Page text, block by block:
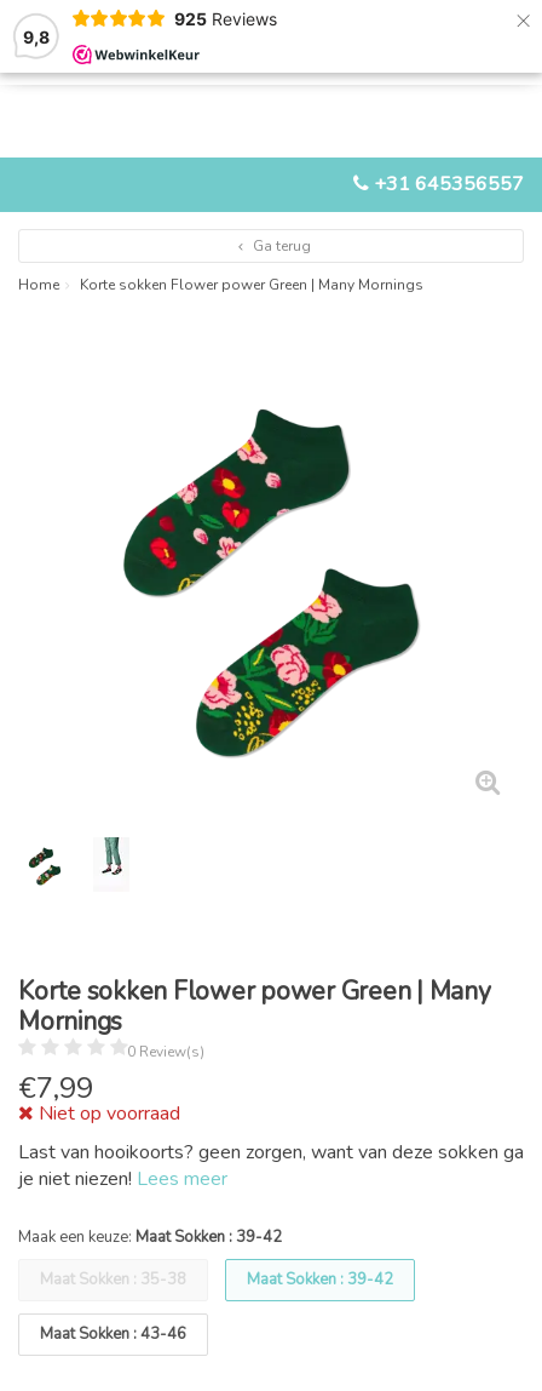
9,8
925 Reviews ×
+31 645356557
MENU
Ga terug
Home
Korte sokken Flower power Green | Many Mornings
Korte sokken Flower power Green | Many
Mornings
0 Review(s)
€7,99
Niet op voorraad
Last van hooikoorts? geen zorgen, want van deze sokken ga
je niet niezen! Lees meer
Maak een keuze: Maat Sokken : 39-42
Maat Sokken : 35-38
Maat Sokken : 39-42
Maat Sokken : 43-46